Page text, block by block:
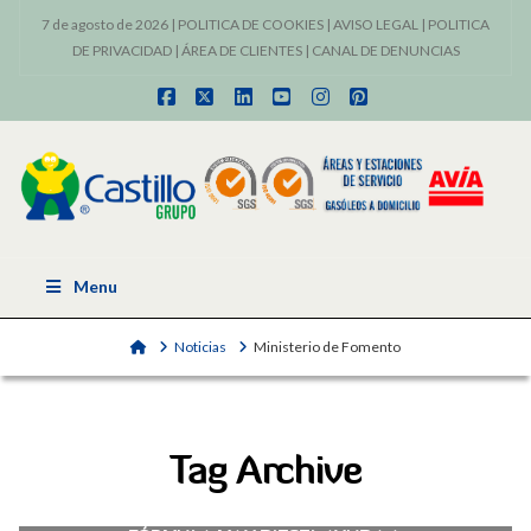
7 de agosto de 2026 | POLITICA DE COOKIES | AVISO LEGAL | POLITICA
DE PRIVACIDAD| ÁREA DE CLIENTES| CANAL DE DENUNCIAS
Facebook
X LinkedInYouTubeInstagram
Pinterest
Menu
HomeNoticias Ministerio de Fomento
Tag Archive